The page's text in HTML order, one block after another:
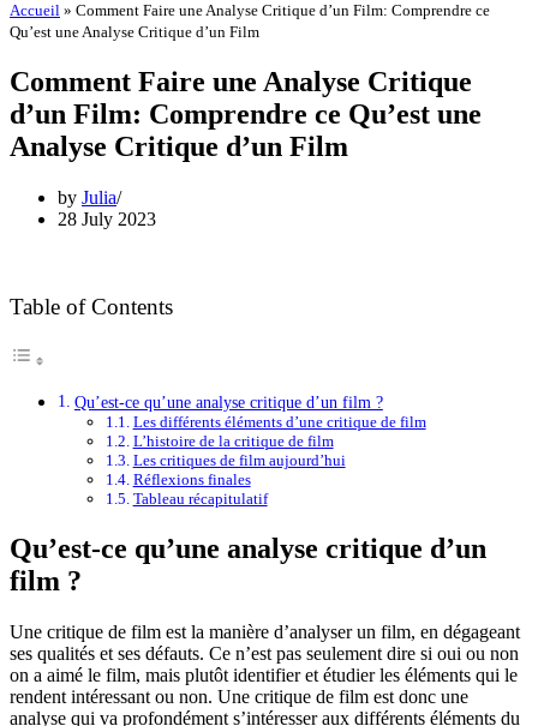
Accueil » Comment Faire une Analyse Critique d’un Film: Comprendre ce
Qu’est une Analyse Critique d’un Film
Comment Faire une Analyse Critique
d’un Film: Comprendre ce Qu’est une
Analyse Critique d’un Film
by Julia
28 July 2023
Table of Contents
Qu’est-ce qu’une analyse critique d’un film ?
Les différents éléments d’une critique de film
L’histoire de la critique de film
Les critiques de film aujourd’hui
Réflexions finales
Tableau récapitulatif
Qu’est-ce qu’une analyse critique d’un
film ?
Une critique de film est la manière d’analyser un film, en dégageant
ses qualités et ses défauts. Ce n’est pas seulement dire si oui ou non
on a aimé le film, mais plutôt identifier et étudier les éléments qui le
rendent intéressant ou non. Une critique de film est donc une
analyse qui va profondément s’intéresser aux différents éléments du